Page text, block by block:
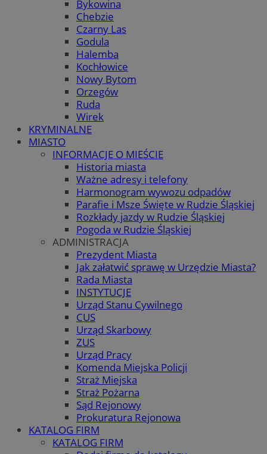
Bykowina
Chebzie
Czarny Las
Godula
Halemba
Kochłowice
Nowy Bytom
Orzegów
Ruda
Wirek
KRYMINALNE
MIASTO
INFORMACJE O MIEŚCIE
Historia miasta
Ważne adresy i telefony
Harmonogram wywozu odpadów
Parafie i Msze Święte w Rudzie Śląskiej
Rozkłady jazdy w Rudzie Śląskiej
Pogoda w Rudzie Śląskiej
ADMINISTRACJA
Prezydent Miasta
Jak załatwić sprawę w Urzędzie Miasta?
Rada Miasta
INSTYTUCJE
Urząd Stanu Cywilnego
CUS
Urząd Skarbowy
ZUS
Urząd Pracy
Komenda Miejska Policji
Straż Miejska
Straż Pożarna
Sąd Rejonowy
Prokuratura Rejonowa
KATALOG FIRM
KATALOG FIRM